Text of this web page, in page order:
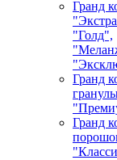
Гранд
"Голд",
Гранд
Гранд